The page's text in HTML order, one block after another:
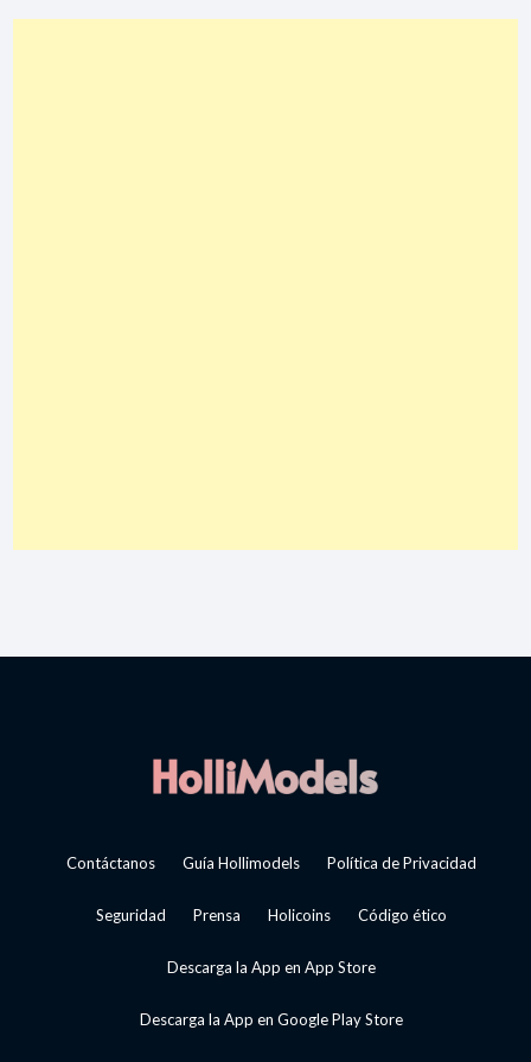
Contáctanos Guía Hollimodels Política de Privacidad
Seguridad Prensa Holicoins Código ético
Descarga la App en App Store
Descarga la App en Google Play Store